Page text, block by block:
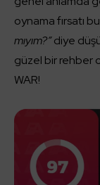
oynama fırsatı
mıyım?”diye
güzel bir rehber
WAR!